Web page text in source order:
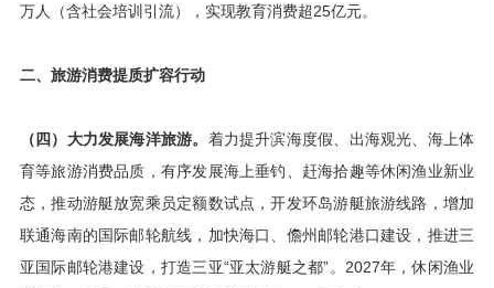
万人（含社会培训引流），实现教育消费超25亿元。
二、旅游消费提质扩容行动
（四）大力发展海洋旅游。 着力提升滨海度假、出海观光、海上体
育等旅游消费品质，有序发展海上垂钓、赶海拾趣等休闲渔业新业
态，推动游艇放宽乘员定额数试点，开发环岛游艇旅游线路，增加
联通海南的国际邮轮航线，加快海口、儋州邮轮港口建设，推进三
亚国际邮轮港建设，打造三亚“亚太游艇之都”。2027年，休闲渔业